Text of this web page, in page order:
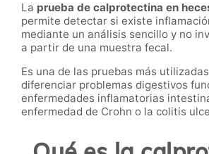
La prueba de calprotectina en
permite detectar si existe
mediante un análisis sencillo y no
a partir de una muestra fecal.
Es una de las pruebas más
diferenciar problemas digestivos
enfermedades inflamatorias
enfermedad de Crohn o la colitis